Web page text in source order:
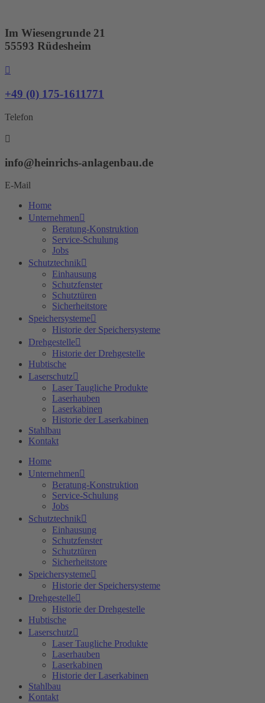
springen
Im Wiesengrunde 21
55593 Rüdesheim
+49 (0) 175-1611771
Telefon
info@heinrichs-anlagenbau.de
E-Mail
Home
Unternehmen
Beratung-Konstruktion
Service-Schulung
Jobs
Schutztechnik
Einhausung
Schutzfenster
Schutztüren
Sicherheitstore
Speichersysteme
Historie der Speichersysteme
Drehgestelle
Historie der Drehgestelle
Hubtische
Laserschutz
Laser Taugliche Produkte
Laserhauben
Laserkabinen
Historie der Laserkabinen
Stahlbau
Kontakt
Home
Unternehmen
Beratung-Konstruktion
Service-Schulung
Jobs
Schutztechnik
Einhausung
Schutzfenster
Schutztüren
Sicherheitstore
Speichersysteme
Historie der Speichersysteme
Drehgestelle
Historie der Drehgestelle
Hubtische
Laserschutz
Laser Taugliche Produkte
Laserhauben
Laserkabinen
Historie der Laserkabinen
Stahlbau
Kontakt